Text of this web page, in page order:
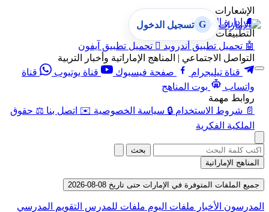
الإشعارات
🔔 إدارة الإشعارات
التطبيقات
🤖 تحميل تطبيق أندرويد  تحميل تطبيق آيفون
التواصل الاجتماعي | المناهج الإماراتية وأخبار التربية
قناة تيليجرام
صفحة فيسبوك قناة يوتيوب
قناة
واتساب
بوت المناهج
روابط مهمة
📄 شروط الاستخدام 🔒 سياسة الخصوصية ✉️ اتصل بنا ⚖️ حقوق
الملكية الفكرية
G تسجيل الدخول
بحث
المناهج الإماراتية
جميع الملفات المتوفرة في الإمارات حتى تاريخ 08-08-2026
المدرسون الأخبار ملفات اليوم ملفات للمدرس التقويم المدرسي